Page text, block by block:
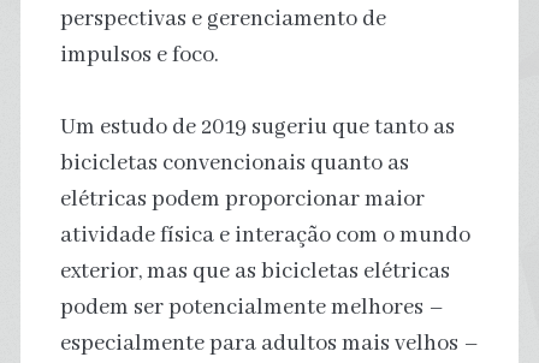
perspectivas e gerenciamento de
impulsos e foco.
Um estudo de 2019 sugeriu que tanto as
bicicletas convencionais quanto as
elétricas podem proporcionar maior
atividade física e interação com o mundo
exterior, mas que as bicicletas elétricas
podem ser potencialmente melhores –
especialmente para adultos mais velhos –